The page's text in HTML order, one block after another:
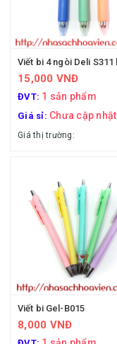
15,000 VNĐ
ĐVT: 1 sản phẩm
Giá sỉ: Chưa cập nhật
Giá thị trường:
Viết bi Gel-B015
8,000 VNĐ